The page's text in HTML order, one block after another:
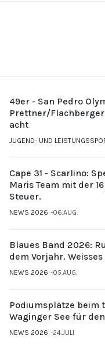
49er - San Pedro
Prettner/
acht
JUGEND- UND
Cape 31 - Scarlino:
Maris Team mit der
Steuer.
NEWS 2026 06.AUG.
Blaues Band 2026:
dem Vorjahr.
NEWS 2026 05.AUG.
Podiumsplätze beim
Waginger See für
NEWS 2026 24.JULI